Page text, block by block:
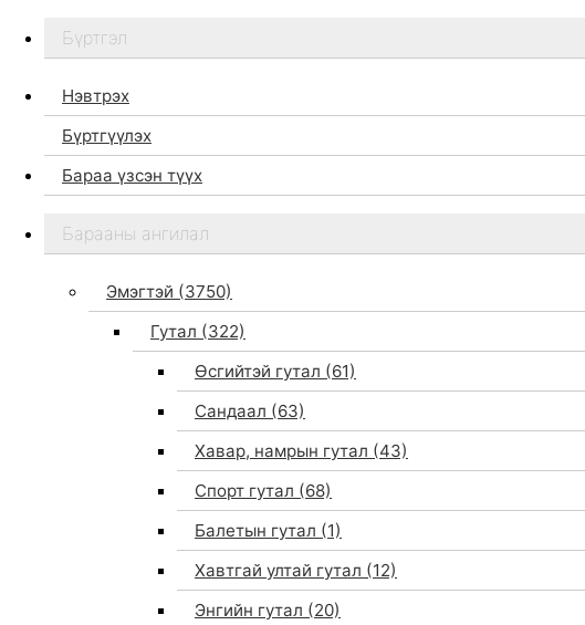
Бидний тухай
Дэлгүүр
Бүртгэл
Нэвтрэх
Бүртгүүлэх
Бараа үзсэн түүх
Барааны ангилал
Эмэгтэй (3750)
Гутал (322)
Өсгийтэй гутал (61)
Сандаал (63)
Хавар, намрын гутал (43)
Спорт гутал (68)
Балетын гутал (1)
Хавтгай ултай гутал (12)
Энгийн гутал (20)